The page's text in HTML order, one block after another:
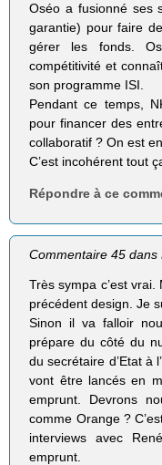
Oséo a fusionné ses
garantie) pour faire
gérer les fonds.
compétitivité et
son programme ISI.
Pendant ce temps,
pour financer des
collaboratif ? On est
C’est incohérent tout
Répondre à ce
Commentaire 45 dans
Très sympa c’est vrai.
précédent design. Je
Sinon il va falloir
prépare du côté du
du secrétaire d’Etat à
vont être lancés en
emprunt. Devrons
comme Orange ?
interviews avec
emprunt.